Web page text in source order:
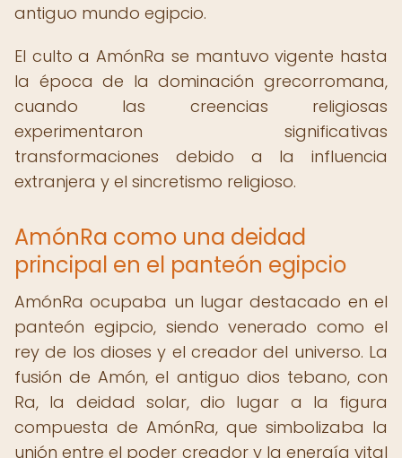
antiguo mundo egipcio.
El culto a AmónRa se mantuvo vigente hasta
la época de la dominación grecorromana,
cuando las creencias religiosas
experimentaron significativas
transformaciones debido a la influencia
extranjera y el sincretismo religioso.
AmónRa como una deidad
principal en el panteón egipcio
AmónRa ocupaba un lugar destacado en el
panteón egipcio, siendo venerado como el
rey de los dioses y el creador del universo. La
fusión de Amón, el antiguo dios tebano, con
Ra, la deidad solar, dio lugar a la figura
compuesta de AmónRa, que simbolizaba la
unión entre el poder creador y la energía vital